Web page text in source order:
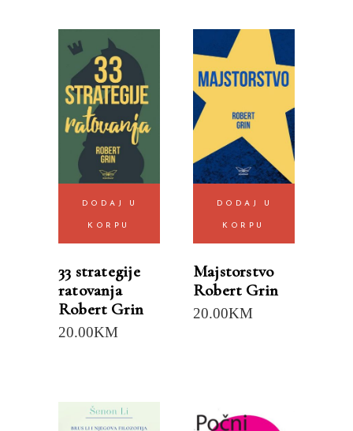
DODAJ U
KORPU
33 strategije
ratovanja
Robert Grin
20.00KM
DODAJ U
KORPU
Majstorstvo
Robert Grin
20.00KM